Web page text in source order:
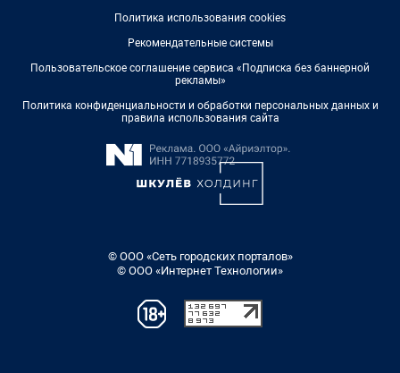
Политика использования cookies
Рекомендательные системы
Пользовательское соглашение сервиса «Подписка без баннерной
рекламы»
Политика конфиденциальности и обработки персональных данных и
правила использования сайта
© ООО «Сеть городских порталов»
© ООО «Интернет Технологии»